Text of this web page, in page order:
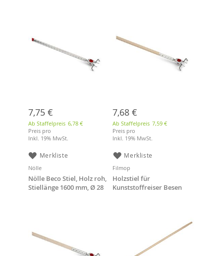
7,75 €
Ab Staffelpreis 6,78 €
Preis pro
Inkl. 19% MwSt.
Merkliste
7,68 €
Ab Staffelpreis 7,59 €
Preis pro
Inkl. 19% MwSt.
Merkliste
Nölle
Nölle Beco Stiel, Holz roh,
Stiellänge 1600 mm, Ø 28
Filmop
Holzstiel für
Kunststoffreiser Besen